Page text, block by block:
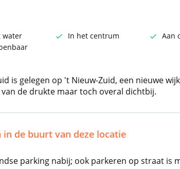
water In het centrum
Aan
is gelegen op 't Nieuw-Zuid, een nieuwe
van de drukte maar toch overal dichtbij.
in de buurt van deze locatie
parking nabij; ook parkeren op straat is